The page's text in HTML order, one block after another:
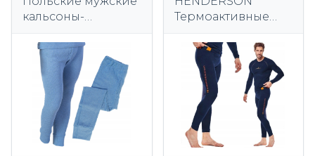
кальсоны-
Термоактивные
темно-синие M